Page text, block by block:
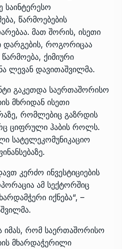
საინტერესო
წარმოებების
მათ შორის, ისეთი
დარგების, როგორიცაა
ქიმიური
ლევან დავითაშვილმა.
გაკეთდა საერთაშორისო
მხრიდან ისეთი
რომლებიც გაზრდის
ციფრული ჰაბის როლს.
სატელეკომუნიკაციო
კერძო ინვესტიციების
ამ სექტორშიც
იქნება“, –
იმას, რომ საერთაშორისო
მხარდაჭერილი